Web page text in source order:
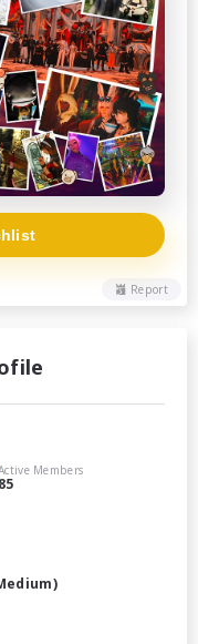
Report
Members
85